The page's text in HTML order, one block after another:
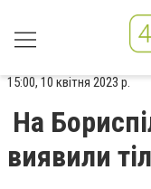
15:00, 10 квітня 2023 р.
На
виявили